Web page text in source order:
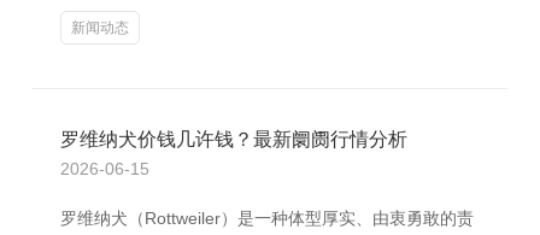
新闻动态
罗维纳犬价钱几许钱？最新阛阓行情分析
2026-06-15
罗维纳犬（Rottweiler）是一种体型厚实、由衷勇敢的责